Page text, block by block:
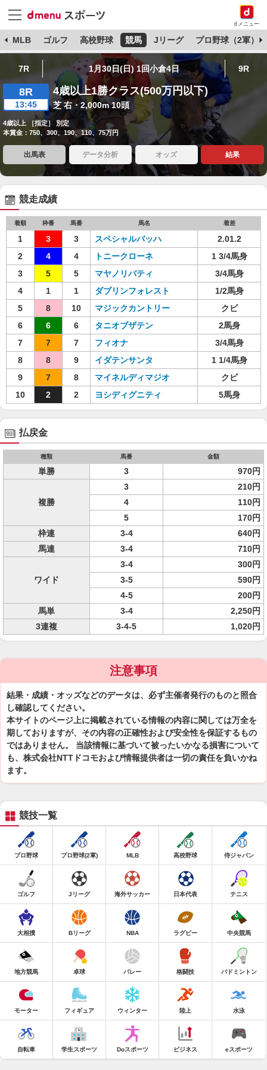
dメニュー
MLB ゴルフ 高校野球 競馬 Jリーグ プロ野球（2軍）
7R 1月30日(日) 1回小倉4日 9R
8R
13:45
4歳以上1勝クラス(500万円以下)
芝 右・2,000m 10頭
4歳以上 ［指定］ 別定
本賞金：750、300、190、110、75万円
出馬表 データ分析 オッズ 結果
競走成績
着順 枠番 馬番 馬名 着差
1 3 3 スペシャルバッハ
2.01.2
2
4 4 トニークローネ
1 3/4馬身
3
5 5 マヤノリバティ
3/4馬身
4
1 1 ダブリンフォレスト
1/2馬身
5
8 10 マジックカントリー
クビ
6
6 6 タニオブザテン
2馬身
7
7 7 フィオナ
3/4馬身
8
8 9 イダテンサンタ
1 1/4馬身
9
7 8 マイネルディマジオ
クビ
10
2 2 ヨシディグニティ 5馬身
払戻金
種類 馬番 金額
単勝 3 970円
複勝
3
210円
4
110円
5
170円
枠連
3-4
640円
馬連
3-4 710円
ワイド
3-4
300円
3-5
590円
4-5
200円
馬単
3-4
2,250円
3連複
3-4-5 1,020円
注意事項
結果・成績・オッズなどのデータは、必ず主催者発行のものと照合
し確認してください。
本サイトのページ上に掲載されている情報の内容に関しては万全を
期しておりますが、その内容の正確性および安全性を保証するもの
ではありません。 当該情報に基づいて被ったいかなる損害について
も、株式会社NTTドコモおよび情報提供者は一切の責任を負いかね
ます。
競技一覧
プロ野球 プロ野球(2軍) MLB 高校野球 侍ジャパン
ゴルフ Jリーグ 海外サッカー 日本代表 テニス
大相撲 Bリーグ NBA ラグビー 中央競馬
地方競馬 卓球 バレー 格闘技 バドミントン
モーター フィギュア ウィンター 陸上 水泳
自転車 学生スポーツ Doスポーツ ビジネス eスポーツ